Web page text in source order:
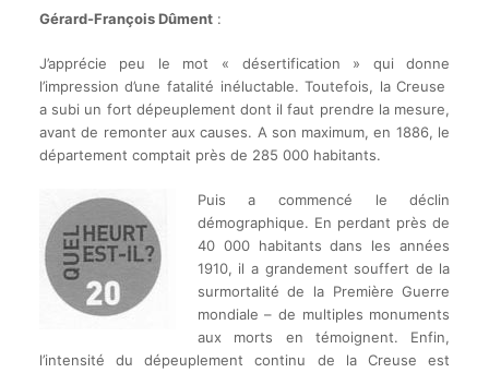
Gérard-François Dûment:
J’apprécie peu le mot « désertification » qui donne
l’impression d’une fatalité inéluctable. Toutefois, la Creuse
a subi un fort dépeuplement dont il faut prendre la mesure,
avant de remonter aux causes. A son maximum, en 1886, le
département comptait près de 285 000 habitants.
Puis a commencé le déclin
démographique. En perdant près de
40 000 habitants dans les années
1910, il a grandement souffert de la
surmortalité de la Première Guerre
mondiale – de multiples monuments
aux morts en témoignent. Enfin,
l’intensité du dépeuplement continu de la Creuse est